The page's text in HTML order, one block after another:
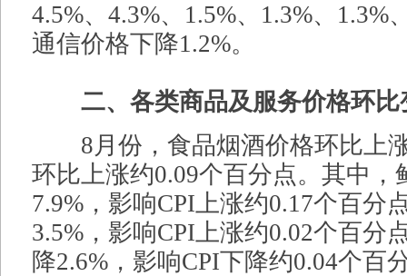
4.5%、4.3%、1.5%、1.3%、1.3%
通信价格下降1.2%。
二、各类商品及服务价格环比
8月份，食品烟酒价格环比上涨
环比上涨约0.09个百分点。其中，
7.9%，影响CPI上涨约0.17个百分
3.5%，影响CPI上涨约0.02个百分
降2.6%，影响CPI下降约0.04个百